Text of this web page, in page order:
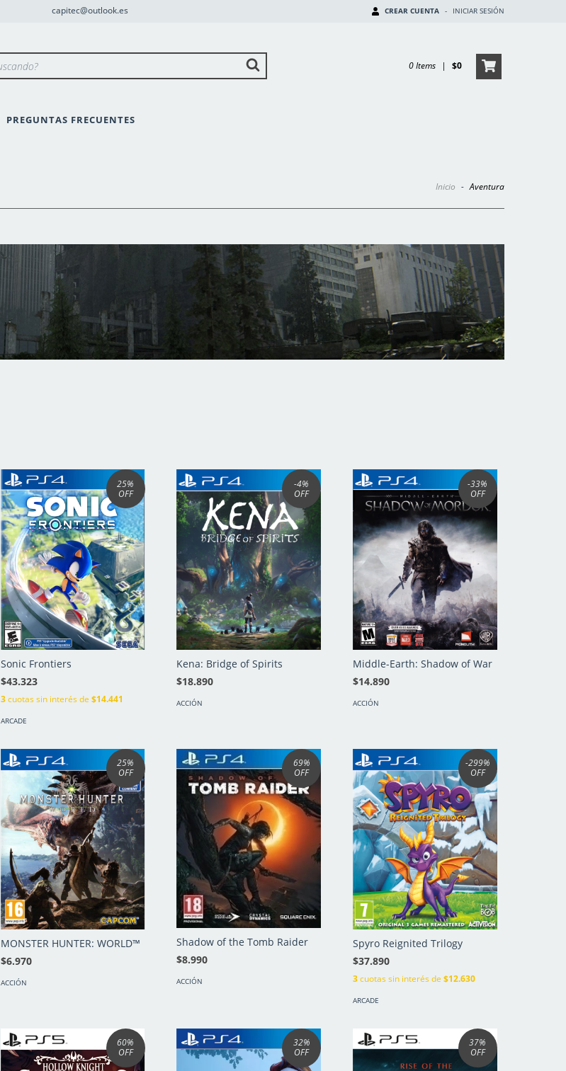
capitec@outlook.es CREAR CUENTA - INICIAR SESIÓN
0 Items | $0
PREGUNTAS FRECUENTES
Inicio - Aventura
25%
OFF
Sonic Frontiers
$43.323
3cuotas sin interés de $14.441
ARCADE
-4%
OFF
Kena: Bridge of Spirits
$18.890
ACCIÓN
-33%
OFF
Middle-Earth: Shadow of War
$14.890
ACCIÓN
25%
OFF
MONSTER HUNTER: WORLD™
$6.970
ACCIÓN
69%
OFF
Shadow of the Tomb Raider
$8.990
ACCIÓN
-299%
OFF
Spyro Reignited Trilogy
$37.890
3cuotas sin interés de$12.630
ARCADE
60%
OFF
32%
OFF
37%
OFF